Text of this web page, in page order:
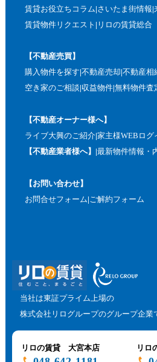
賃貸お役立ちコラム さいたま街情報
賃貸物件リクエスト リロの賃貸総合
【不動産売買】
購入物件を探す 不動産売却 不動産相
空き家のご相談 収益物件 無料物件査
【不動産オーナー様へ】
ライブ大興のご紹介 家主様WEBログ
【不動産業者様へ】
最新物件情報・
【お問い合わせ】
お問合せフォーム ご解約フォーム
当社は東証プライム上場の
株式会社リログループのグループ企業
リロの賃貸 大宮本店 リロ